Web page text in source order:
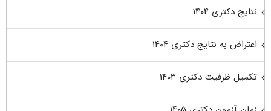
نتایج دکتری ۱۴۰۴
اعتراض به نتایج دکتری ۱۴۰۴
تکمیل ظرفیت دکتری ۱۴۰۳